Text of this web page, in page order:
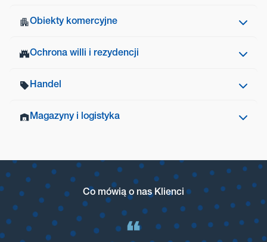
Obiekty komercyjne
Ochrona willi i rezydencji
Handel
Magazyny i logistyka
Co mówią o nas Klienci